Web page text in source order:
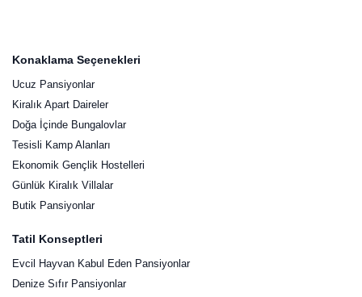
Konaklama Seçenekleri
Ucuz Pansiyonlar
Kiralık Apart Daireler
Doğa İçinde Bungalovlar
Tesisli Kamp Alanları
Ekonomik Gençlik Hostelleri
Günlük Kiralık Villalar
Butik Pansiyonlar
Tatil Konseptleri
Evcil Hayvan Kabul Eden Pansiyonlar
Denize Sıfır Pansiyonlar